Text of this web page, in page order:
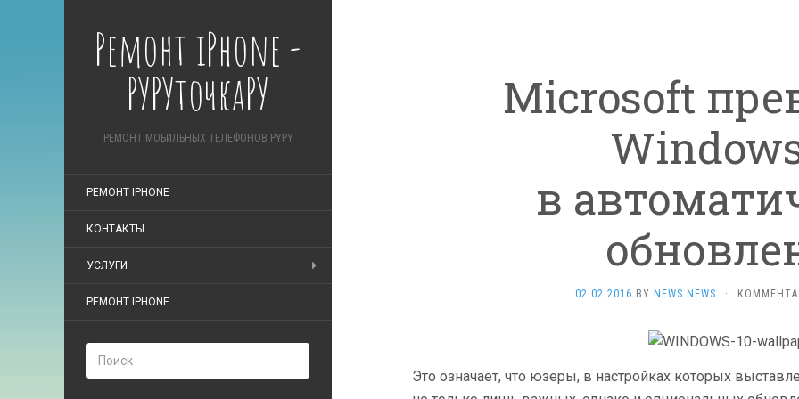
Ремонт iPhone -
РУРУточкаРУ
РЕМОНТ МОБИЛЬНЫХ ТЕЛЕФОНОВ PYPY
РЕМОНТ IPHONE
КОНТАКТЫ
УСЛУГИ
РЕМОНТ IPHONE
Microsoft
в
02.02.2016 BY NEWS NEWS ·
Это означает, что юзеры, в настройках которых